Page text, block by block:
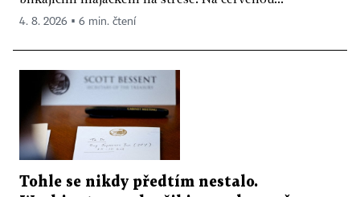
4. 8. 2026 ▪ 6 min. čtení
Tohle se nikdy předtím nestalo.